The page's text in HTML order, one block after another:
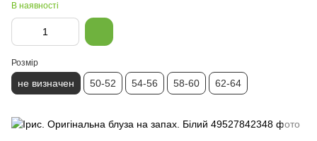
В наявності
Розмір
не визначен 50-52 54-56 58-60 62-64